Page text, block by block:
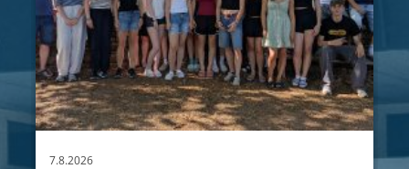
7.8.2026